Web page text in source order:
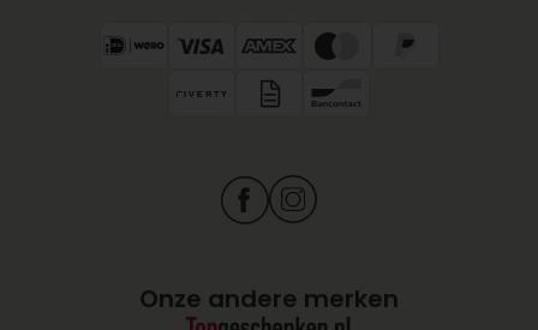
Onze andere merken